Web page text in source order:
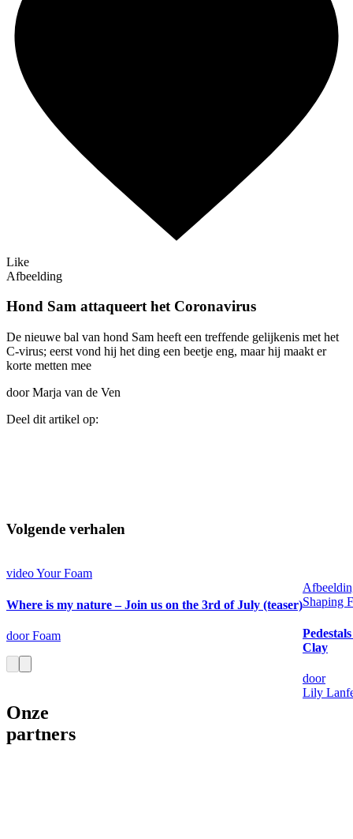
Like
Afbeelding
Hond Sam attaqueert het Coronavirus
De nieuwe bal van hond Sam heeft een treffende gelijkenis met het
C-virus; eerst vond hij het ding een beetje eng, maar hij maakt er
korte metten mee
door Marja van de Ven
Deel dit artikel op:
Volgende verhalen
videoYour Foam
Where is my nature – Join us on the 3rd of July (teaser)
door Foam
Shaping
Clay
door
Lily
Onze
partners